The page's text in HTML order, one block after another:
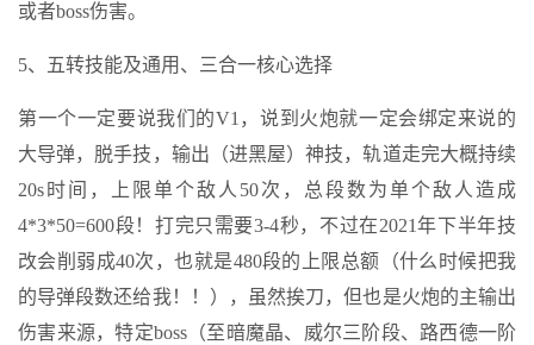
或者boss伤害。
5、五转技能及通用、三合一核心选择
第一个一定要说我们的V1，说到火炮就一定会绑定来说的
大导弹，脱手技，输出（进黑屋）神技，轨道走完大概持续
20s时间，上限单个敌人50次，总段数为单个敌人造成
4*3*50=600段！打完只需要3-4秒，不过在2021年下半年技
改会削弱成40次，也就是480段的上限总额（什么时候把我
的导弹段数还给我！！），虽然挨刀，但也是火炮的主输出
伤害来源，特定boss（至暗魔晶、威尔三阶段、路西德一阶